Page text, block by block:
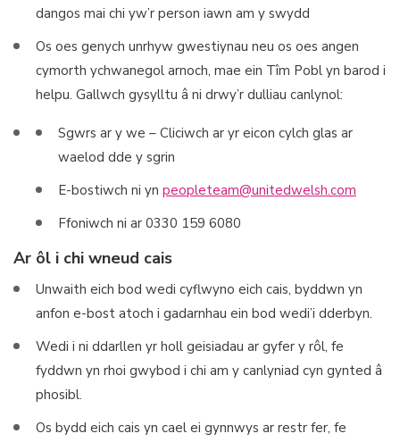
dangos mai chi yw’r person iawn am y swydd
Os oes genych unrhyw gwestiynau neu os oes angen
cymorth ychwanegol arnoch, mae ein Tîm Pobl yn barod i
helpu. Gallwch gysylltu â ni drwy’r dulliau canlynol:
Sgwrs ar y we – Cliciwch ar yr eicon cylch glas ar
waelod dde y sgrin
E-bostiwch ni yn peopleteam@unitedwelsh.com
Ffoniwch ni ar 0330 159 6080
Ar ôl i chi wneud cais
Unwaith eich bod wedi cyflwyno eich cais, byddwn yn
anfon e-bost atoch i gadarnhau ein bod wedi’i dderbyn.
Wedi i ni ddarllen yr holl geisiadau ar gyfer y rôl, fe
fyddwn yn rhoi gwybod i chi am y canlyniad cyn gynted â
phosibl.
Os bydd eich cais yn cael ei gynnwys ar restr fer, fe